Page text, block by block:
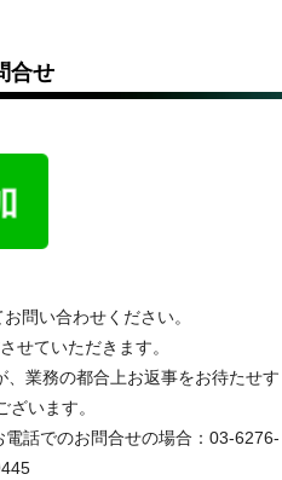
合せ
問い合わせください。
せていただきます。
業務の都合上お返事をお待たせす
ざいます。
話でのお問合せの場合：03-6276-